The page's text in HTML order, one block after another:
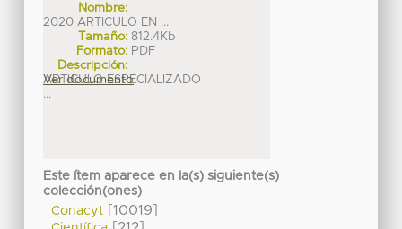
Nombre:
2020 ARTICULO EN ...
Tamaño: 812.4Kb
Formato: PDF
Descripción:
ARTICULO ESPECIALIZADO
...
Ver documento
Este ítem aparece en la(s) siguiente(s)
colección(ones)
Conacyt[10019]